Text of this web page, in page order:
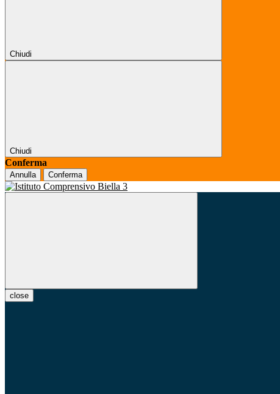
Chiudi
Chiudi
Conferma
Annulla Conferma
close